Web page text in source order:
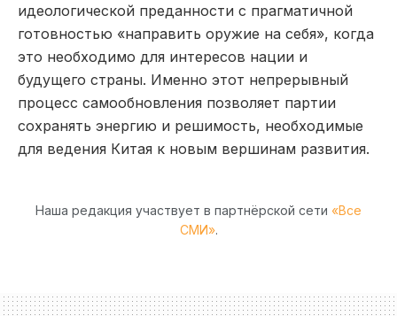
идеологической преданности с прагматичной
готовностью «направить оружие на себя», когда
это необходимо для интересов нации и
будущего страны. Именно этот непрерывный
процесс самообновления позволяет партии
сохранять энергию и решимость, необходимые
для ведения Китая к новым вершинам развития.
Наша редакция участвует в партнёрской сети «Все
СМИ».